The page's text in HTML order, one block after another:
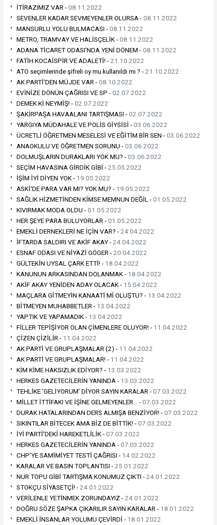
İTİRAZIMIZ VAR -08.11.2022
SEVENLER KADAR SEVMEYENLER OLURSA -08.11.2022
MANSURLU YOLU BULMACASI -08.11.2022
METRO, TRAMVAY VE HALİSÇELİK -08.11.2022
ADANA TİCARET ODASI'NDA YENİ DÖNEM -08.11.2022
FATİH KOCAİSPİR VE ADALETİ! -21.10.2022
ATO seçimlerinde şifreli oy mu kullanıldı mı ? -21.10.2022
AK PARTİ'DEN MÜJDE VAR -08.10.2022
EVİNİZE DÖNÜN ÇAĞRISI VE SP -02.07.2022
DEMEK Kİ NEYMİŞ! -02.07.2022
ŞAKİRPAŞA HAVAALANI TARTIŞMASI -02.07.2022
YARGIYA MÜDAHALE VE POLİS GİYSİSİ -03.06.2022
ÜCRETLİ ÖĞRETMEN MESELESİ VE EĞİTİM BİR SEN -03.06.2022
ANAOKULU VE ÖĞRETMEN SORUNU -03.06.2022
DOLMUŞLARIN DURAKLARI YOK MU? -03.06.2022
SEÇİM HAVASINA GİRDİK GİBİ -25.05.2022
İŞİM İYİ DİYEN YOK - 19.05.2022
ASKİ'DE PARA VAR MI? YOK MU? - 19.05.2022
SAĞLIK HİZMETİNDEN KİMSE MEMNUN DEĞİL -01.05.2022
KIVIRMAK MODA OLDU -01.05.2022
HER ŞEYE PARA BULUYORLAR -01.05.2022
EMEKLİ DERNEKLERİ NE İÇİN VAR? -24.04.2022
İFTARDA SALDIRI VE AKİF AKAY -24.04.2022
ESNAF ODASI VE NİYAZİ GÖGER -20.04.2022
GÜLTEKİN UYSAL ÇARK ETTİ! - 18.04.2022
KANUNUN ARKASINDAN DOLANMAK - 18.04.2022
AKİF AKAY YENİDEN ADAY OLACAK - 15.04.2022
MAÇLARA GİTMEYİN KANAATİ Mİ OLUŞTU? - 13.04.2022
BİTMEYEN MUHABBETLER - 13.04.2022
YAPTIK VE YAPAMADIK - 13.04.2022
FİLLER TEPİŞİYOR OLAN ÇİMENLERE OLUYOR! - 11.04.2022
ÇİZEN ÇİZİLİR - 11.04.2022
AK PARTİ VE GRUPLAŞMALAR (2) - 11.04.2022
AK PARTİ VE GRUPLAŞMALAR! - 11.04.2022
KİM KİME HAKSIZLIK EDİYOR? - 13.03.2022
HERKES GAZETECİLERİN YANINDA - 13.03.2022
TEHLİKE 'GELİYORUM' DİYOR SAYIN KARALAR -07.03.2022
MİLLET İTTİFAKI VE İŞİNE GELMEYENLER… -07.03.2022
DURAK HATALARINDAN DERS ALMIŞA BENZİYOR! -07.03.2022
SIKINTILAR BİTECEK AMA BİZ DE BİTTİK! -07.03.2022
İYİ PARTİ'DEKİ HAREKETLİLİK -07.03.2022
HERKES GAZETECİLERİN YANINDA -07.03.2022
CHP'YE SAMİMİYET TESTİ ÇAĞRISI - 14.02.2022
KARALAR VE BASIN TOPLANTISI -25.01.2022
NUR TOPU GİBİ TARTIŞMA KONUMUZ ÇIKTI -24.01.2022
STOKÇU SİYASETÇİ! -24.01.2022
VERİLENLE YETİNMEK ZORUNDAYIZ -24.01.2022
DOĞRU SÖZE ŞAPKA ÇIKARILIR SAYIN KARALAR - 18.01.2022
EMEKLİ İNSANLAR YOLUMU ÇEVİRDİ - 18.01.2022